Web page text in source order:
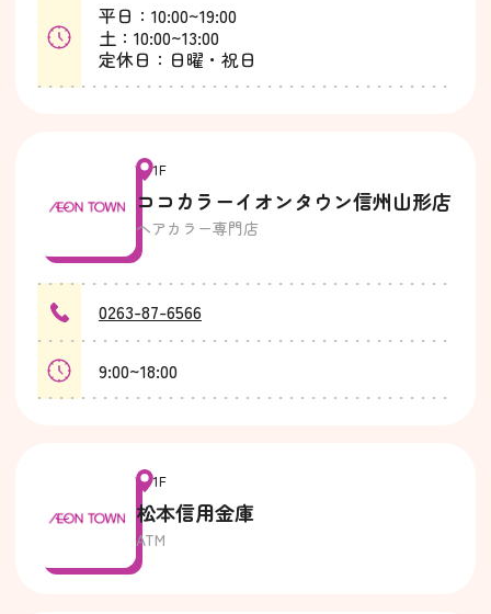
平日：10:00~19:00
土：10:00~13:00
定休日：日曜・祝日
1F
ココカラーイオンタウン信州山形店
ヘアカラー専門店
0263-87-6566
9:00~18:00
1F
松本信用金庫
ATM